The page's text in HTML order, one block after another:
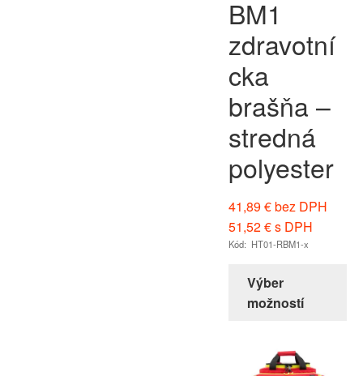
BM1
zdravotní
cka
brašňa –
stredná
polyester
41,89€bez DPH
51,52€s DPH
Kód: HT01-RBM1-x
Výber
možností